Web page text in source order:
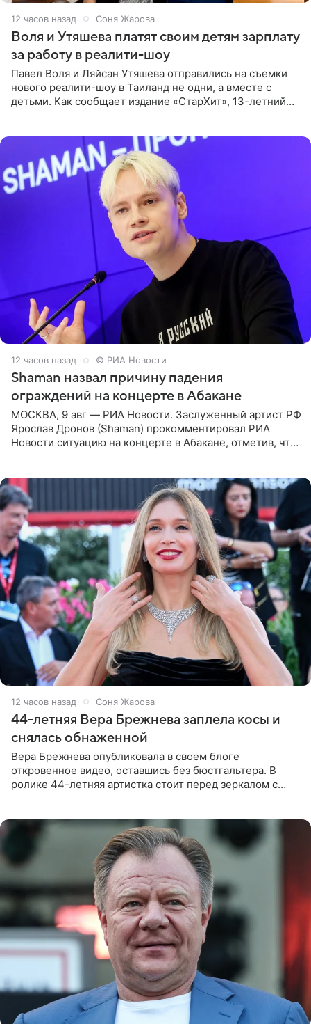
12 часов назад Соня Жарова
Воля и Утяшева платят своим детям зарплату
за работу в реалити-шоу
Павел Воля и Ляйсан Утяшева отправились на съемки
нового реалити-шоу в Таиланд не одни, а вместе с
детьми. Как сообщает издание «СтарХит», 13-летний
12 часов назад © РИА Новости
Shaman назвал причину падения
ограждений на концерте в Абакане
МОСКВА, 9 авг — РИА Новости. Заслуженный артист РФ
Ярослав Дронов (Shaman) прокомментировал РИА
Новости ситуацию на концерте в Абакане, отметив, что
12 часов назад Соня Жарова
44-летняя Вера Брежнева заплела косы и
снялась обнаженной
Вера Брежнева опубликовала в своем блоге
откровенное видео, оставшись без бюстгальтера. В
ролике 44-летняя артистка стоит перед зеркалом с